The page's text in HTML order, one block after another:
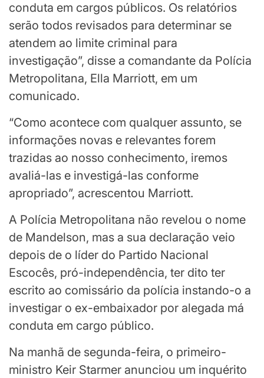
conduta em cargos públicos. Os relatórios
serão todos revisados ​​para determinar se
atendem ao limite criminal para
investigação”, disse a comandante da Polícia
Metropolitana, Ella Marriott, em um
comunicado.
“Como acontece com qualquer assunto, se
informações novas e relevantes forem
trazidas ao nosso conhecimento, iremos
avaliá-las e investigá-las conforme
apropriado”, acrescentou Marriott.
A Polícia Metropolitana não revelou o nome
de Mandelson, mas a sua declaração veio
depois de o líder do Partido Nacional
Escocês, pró-independência, ter dito ter
escrito ao comissário da polícia instando-o a
investigar o ex-embaixador por alegada má
conduta em cargo público.
Na manhã de segunda-feira, o primeiro-
ministro Keir Starmer anunciou um inquérito